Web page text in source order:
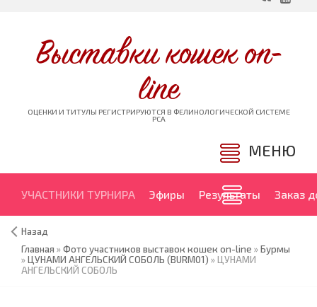
Выставки кошек on-
line
ОЦЕНКИ И ТИТУЛЫ РЕГИСТРИРУЮТСЯ В ФЕЛИНОЛОГИЧЕСКОЙ СИСТЕМЕ
PCA
МЕНЮ
УЧАСТНИКИ ТУРНИРА Эфиры Результаты Заказ
Назад
Главная »Фото участников выставок кошек on-line »Бурмы
»ЦУНАМИ АНГЕЛЬСКИЙ СОБОЛЬ (BURM01) » ЦУНАМИ
АНГЕЛЬСКИЙ СОБОЛЬ